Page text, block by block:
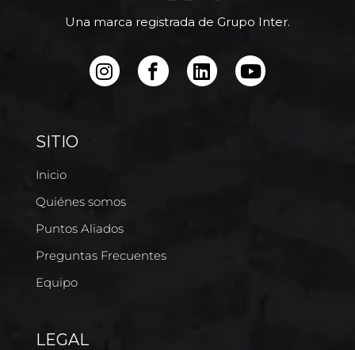
Una marca registrada de Grupo Inter.
SITIO
Inicio
Quiénes somos
Puntos Aliados
Preguntas Frecuentes
Equipo
LEGAL